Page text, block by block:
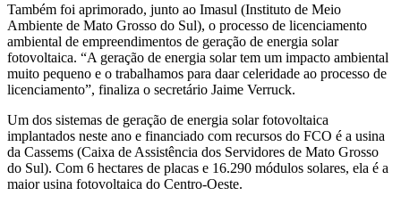
Também foi aprimorado, junto ao Imasul (Instituto de Meio
Ambiente de Mato Grosso do Sul), o processo de licenciamento
ambiental de empreendimentos de geração de energia solar
fotovoltaica. “A geração de energia solar tem um impacto ambiental
muito pequeno e o trabalhamos para daar celeridade ao processo de
licenciamento”, finaliza o secretário Jaime Verruck.
Um dos sistemas de geração de energia solar fotovoltaica
implantados neste ano e financiado com recursos do FCO é a usina
da Cassems (Caixa de Assistência dos Servidores de Mato Grosso
do Sul). Com 6 hectares de placas e 16.290 módulos solares, ela é a
maior usina fotovoltaica do Centro-Oeste.